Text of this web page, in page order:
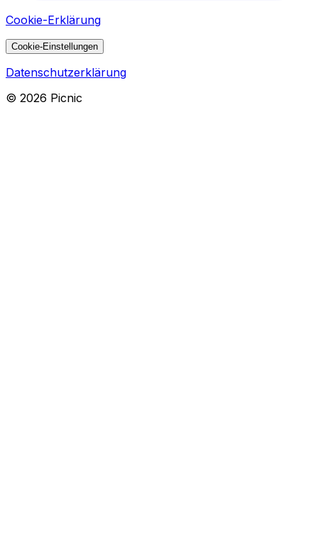
Cookie-Erklärung
Cookie-Einstellungen
Datenschutzerklärung
© 2026 Picnic